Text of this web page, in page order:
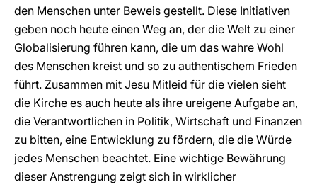
den Menschen unter Beweis gestellt. Diese Initiativen
geben noch heute einen Weg an, der die Welt zu einer
Globalisierung führen kann, die um das wahre Wohl
des Menschen kreist und so zu authentischem Frieden
führt. Zusammen mit Jesu Mitleid für die vielen sieht
die Kirche es auch heute als ihre ureigene Aufgabe an,
die Verantwortlichen in Politik, Wirtschaft und Finanzen
zu bitten, eine Entwicklung zu fördern, die die Würde
jedes Menschen beachtet. Eine wichtige Bewährung
dieser Anstrengung zeigt sich in wirklicher